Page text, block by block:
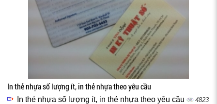
In thẻ nhựa số lượng ít, in thẻ nhựa theo yêu cầu
In thẻ nhựa số lượng ít, in thẻ nhựa theo yêu cầu 4823